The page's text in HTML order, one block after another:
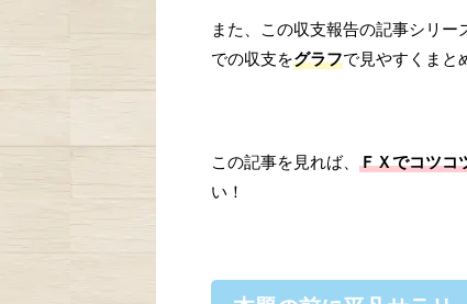
また、この収支報告の記事シリー
での収支をグラフで見やすくまと
この記事を見れば、 ＦＸでコツコ
い！